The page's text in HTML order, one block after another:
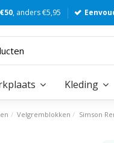
, anders €5,95
Kleding
Velgremblokken Simson